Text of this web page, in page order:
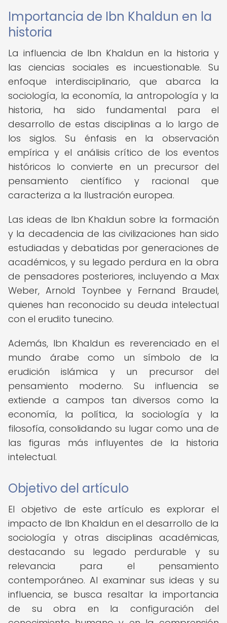
Importancia de Ibn Khaldun en la
historia
La influencia de Ibn Khaldun en la historia y
las ciencias sociales es incuestionable. Su
enfoque interdisciplinario, que abarca la
sociología, la economía, la antropología y la
historia, ha sido fundamental para el
desarrollo de estas disciplinas a lo largo de
los siglos. Su énfasis en la observación
empírica y el análisis crítico de los eventos
históricos lo convierte en un precursor del
pensamiento científico y racional que
caracteriza a la Ilustración europea.
Las ideas de Ibn Khaldun sobre la formación
y la decadencia de las civilizaciones han sido
estudiadas y debatidas por generaciones de
académicos, y su legado perdura en la obra
de pensadores posteriores, incluyendo a Max
Weber, Arnold Toynbee y Fernand Braudel,
quienes han reconocido su deuda intelectual
con el erudito tunecino.
Además, Ibn Khaldun es reverenciado en el
mundo árabe como un símbolo de la
erudición islámica y un precursor del
pensamiento moderno. Su influencia se
extiende a campos tan diversos como la
economía, la política, la sociología y la
filosofía, consolidando su lugar como una de
las figuras más influyentes de la historia
intelectual.
Objetivo del artículo
El objetivo de este artículo es explorar el
impacto de Ibn Khaldun en el desarrollo de la
sociología y otras disciplinas académicas,
destacando su legado perdurable y su
relevancia para el pensamiento
contemporáneo. Al examinar sus ideas y su
influencia, se busca resaltar la importancia
de su obra en la configuración del